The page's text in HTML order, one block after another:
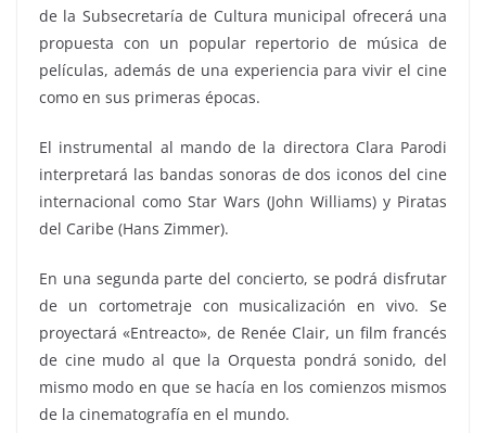
de la Subsecretaría de Cultura municipal ofrecerá una
propuesta con un popular repertorio de música de
películas, además de una experiencia para vivir el cine
como en sus primeras épocas.
El instrumental al mando de la directora Clara Parodi
interpretará las bandas sonoras de dos iconos del cine
internacional como Star Wars (John Williams) y Piratas
del Caribe (Hans Zimmer).
En una segunda parte del concierto, se podrá disfrutar
de un cortometraje con musicalización en vivo. Se
proyectará «Entreacto», de Renée Clair, un film francés
de cine mudo al que la Orquesta pondrá sonido, del
mismo modo en que se hacía en los comienzos mismos
de la cinematografía en el mundo.